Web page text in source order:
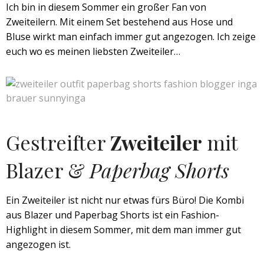
Ich bin in diesem Sommer ein großer Fan von
Zweiteilern. Mit einem Set bestehend aus Hose und
Bluse wirkt man einfach immer gut angezogen. Ich zeige
euch wo es meinen liebsten Zweiteiler…
GestreifterZweiteiler mit
Blazer & Paperbag Shorts
Ein Zweiteiler ist nicht nur etwas fürs Büro! Die Kombi
aus Blazer und Paperbag Shorts ist ein Fashion-
Highlight in diesem Sommer, mit dem man immer gut
angezogen ist.